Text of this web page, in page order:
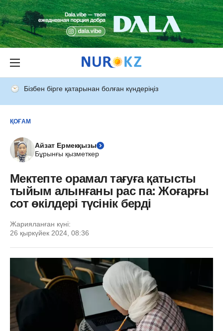
Бізбен бірге қатарынан болған күндеріңіз
ҚОҒАМ
Айзат Ермекқызы
Бұрынғы қызметкер
Мектепте орамал тағуға қатысты
тыйым алынғаны рас па: Жоғарғы
сот өкілдері түсінік берді
Жарияланған күні:
26 қыркүйек 2024, 08:36